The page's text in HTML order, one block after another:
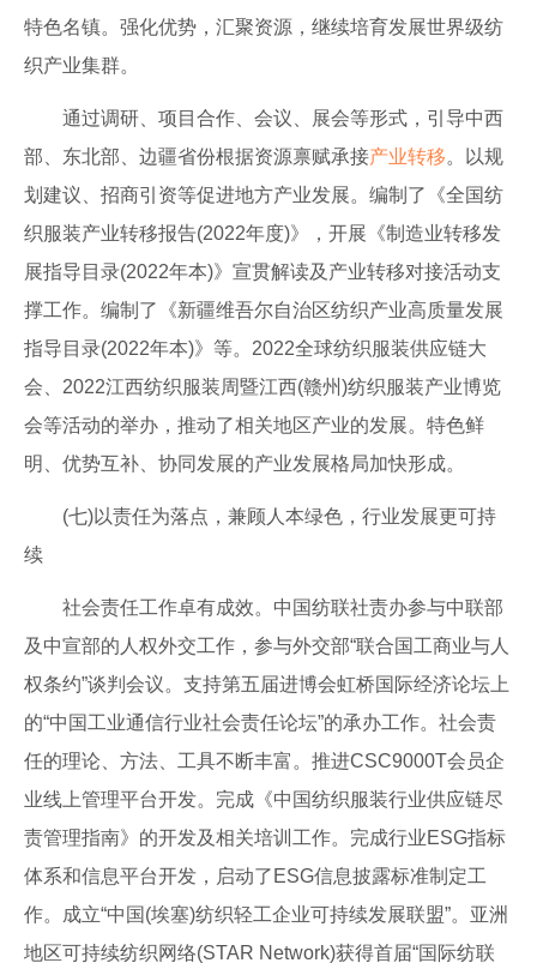
特色名镇。强化优势，汇聚资源，继续培育发展世界级纺
织产业集群。
通过调研、项目合作、会议、展会等形式，引导中西
部、东北部、边疆省份根据资源禀赋承接产业转移。以规
划建议、招商引资等促进地方产业发展。编制了《全国纺
织服装产业转移报告(2022年度)》，开展《制造业转移发
展指导目录(2022年本)》宣贯解读及产业转移对接活动支
撑工作。编制了《新疆维吾尔自治区纺织产业高质量发展
指导目录(2022年本)》等。2022全球纺织服装供应链大
会、2022江西纺织服装周暨江西(赣州)纺织服装产业博览
会等活动的举办，推动了相关地区产业的发展。特色鲜
明、优势互补、协同发展的产业发展格局加快形成。
(七)以责任为落点，兼顾人本绿色，行业发展更可持
续
社会责任工作卓有成效。中国纺联社责办参与中联部
及中宣部的人权外交工作，参与外交部“联合国工商业与人
权条约”谈判会议。支持第五届进博会虹桥国际经济论坛上
的“中国工业通信行业社会责任论坛”的承办工作。社会责
任的理论、方法、工具不断丰富。推进CSC9000T会员企
业线上管理平台开发。完成《中国纺织服装行业供应链尽
责管理指南》的开发及相关培训工作。完成行业ESG指标
体系和信息平台开发，启动了ESG信息披露标准制定工
作。成立“中国(埃塞)纺织轻工企业可持续发展联盟”。亚洲
地区可持续纺织网络(STAR Network)获得首届“国际纺联